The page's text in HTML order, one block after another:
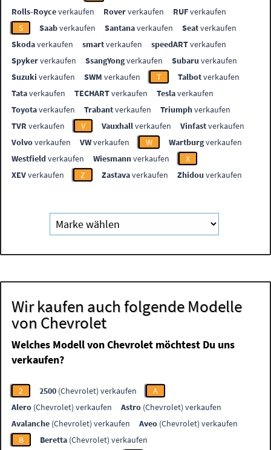
Rolls-Royceverkaufen Roververkaufen RUFverkaufen
S
Saabverkaufen Santanaverkaufen Seatverkaufen
Skodaverkaufen smartverkaufen speedARTverkaufen
Spykerverkaufen SsangYongverkaufen Subaru verkaufen
Suzuki verkaufen SWM verkaufen T Talbotverkaufen
Tataverkaufen TECHARTverkaufen Teslaverkaufen
Toyotaverkaufen Trabantverkaufen Triumphverkaufen
TVR verkaufen V Vauxhallverkaufen Vinfastverkaufen
Volvoverkaufen VWverkaufen W Wartburgverkaufen
Westfieldverkaufen Wiesmannverkaufen
X
XEVverkaufen Z Zastavaverkaufen Zhidou verkaufen
Wir kaufen auch folgende Modelle
von Chevrolet
Welches Modell von Chevrolet möchtest Du uns
verkaufen?
2 2500 (Chevrolet) verkaufen
A
Alero (Chevrolet) verkaufen Astro (Chevrolet) verkaufen
Avalanche (Chevrolet) verkaufen Aveo (Chevrolet) verkaufen
B
Beretta (Chevrolet) verkaufen